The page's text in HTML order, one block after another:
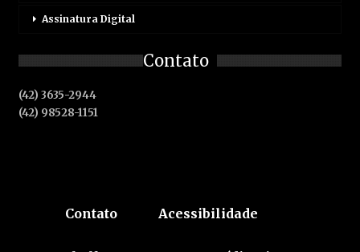
Assinatura Digital
Contato
(42) 3635-2944
(42) 98528-1151
Contato Acessibilidade